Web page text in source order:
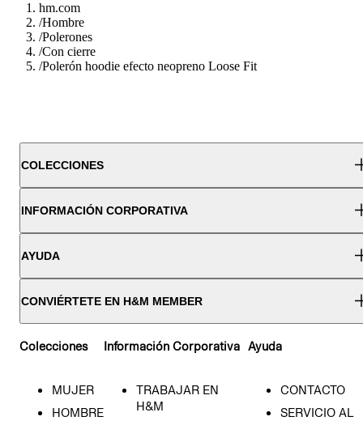
hm.com
/Hombre
/Polerones
/Con cierre
/Polerón hoodie efecto neopreno Loose Fit
COLECCIONES
INFORMACIÓN CORPORATIVA
AYUDA
CONVIÉRTETE EN H&M MEMBER
Colecciones
MUJER
HOMBRE
Información Corporativa
TRABAJAR EN
H&M
Ayuda
CONTACTO
SERVICIO AL